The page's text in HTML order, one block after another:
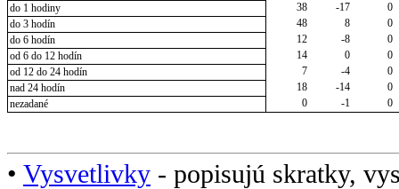
do 1 hodiny
38 -17
0
do 3 hodín
48 8
0
do 6 hodín
12 -8
0
od 6 do 12 hodín
14 0
0
od 12 do 24 hodín
7 -4
0
nad 24 hodín
18 -14
0
nezadané
0 -1 0
• Vysvetlivky - popisujú skratky,